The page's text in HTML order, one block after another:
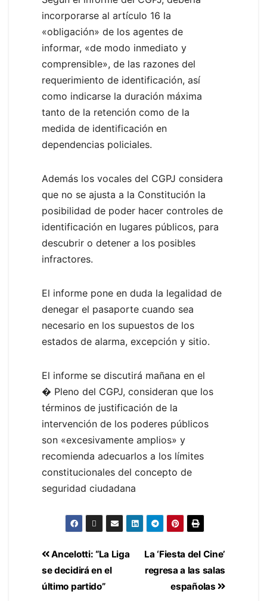
incorporarse al artículo 16 la
«obligación» de los agentes de
informar, «de modo inmediato y
comprensible», de las razones del
requerimiento de identificación, así
como indicarse la duración máxima
tanto de la retención como de la
medida de identificación en
dependencias policiales.
Además los vocales del CGPJ considera
que no se ajusta a la Constitución la
posibilidad de poder hacer controles de
identificación en lugares públicos, para
descubrir o detener a los posibles
infractores.
El informe pone en duda la legalidad de
denegar el pasaporte cuando sea
necesario en los supuestos de los
estados de alarma, excepción y sitio.
El informe se discutirá mañana en el
� Pleno del CGPJ, consideran que los
términos de justificación de la
intervención de los poderes públicos
son «excesivamente amplios» y
recomienda adecuarlos a los límites
constitucionales del concepto de
seguridad ciudadana
La ‘Fiesta del Cine’
regresa a las salas
españolas
Ancelotti: “La Liga
se decidirá en el
último partido”